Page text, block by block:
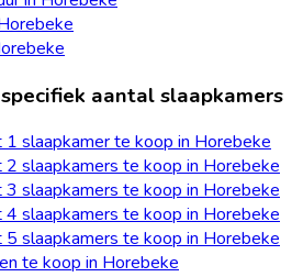
aantal slaapkamers
slaapkamer te koop in Horebeke
slaapkamers te koop in Horebeke
slaapkamers te koop in Horebeke
slaapkamers te koop in Horebeke
slaapkamers te koop in Horebeke
te koop in Horebeke